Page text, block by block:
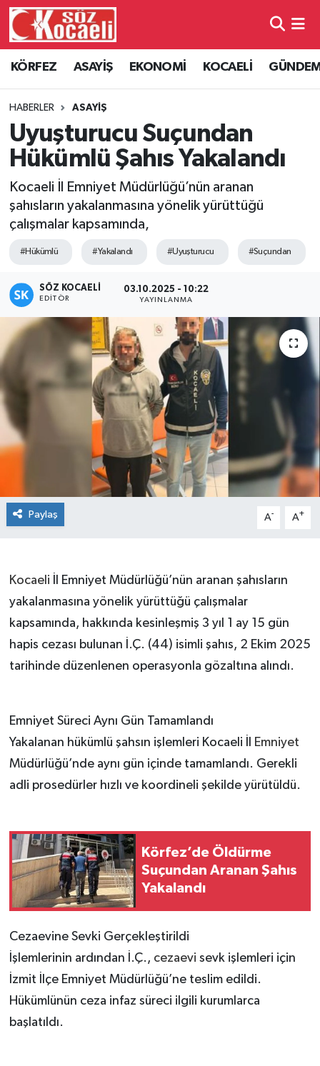
KÖRFEZ ASAYİŞ EKONOMİ KOCAELİ
HABERLER ASAYİŞ
Uyuşturucu Suçundan
Hükümlü Şahıs Yakalandı
Kocaeli İl Emniyet Müdürlüğü’nün aranan
şahısların yakalanmasına yönelik yürüttüğü
çalışmalar kapsamında,
#Hükümlü #Yakalandı #Uyuşturucu #Suçundan
SÖZ KOCAELI
EDITÖR
03.10.2025 - 10:22
YAYINLANMA
Paylaş A- A+
Kocaeli
İl Emniyet Müdürlüğü’nün aranan şahısların
yakalanmasına yönelik yürüttüğü çalışmalar
kapsamında, hakkında kesinleşmiş 3 yıl 1 ay 15 gün
hapis cezası bulunan İ.Ç. (44) isimli şahıs, 2 Ekim 2025
tarihinde düzenlenen operasyonla gözaltına alındı.
Emniyet Süreci Aynı Gün Tamamlandı
Yakalanan hükümlü şahsın işlemleri Kocaeli İl
Emniyet
Müdürlüğü’nde aynı gün içinde tamamlandı. Gerekli
adli prosedürler hızlı ve koordineli şekilde yürütüldü.
Körfez’de Öldürme
Suçundan Aranan Şahıs
Yakalandı
Cezaevine Sevki Gerçekleştirildi
İşlemlerinin ardından İ.Ç., cezaevi sevk işlemleri için
İzmit İlçe Emniyet Müdürlüğü’ne teslim edildi.
Hükümlünün ceza infaz süreci ilgili kurumlarca
başlatıldı.
Kocaeli Hava Durumu
Kocaeli Namaz Vakitleri
Kocaeli Trafik Yoğunluk Haritası
Süper Lig Puan Durumu ve Fikstür